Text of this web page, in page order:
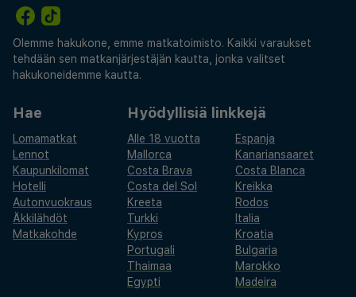
Olemme hakukone, emme matkatoimisto. Kaikki varaukset
tehdään sen matkanjärjestäjän kautta, jonka valitset
hakukoneidemme kautta.
Hae
Lomamatkat
Lennot
Kaupunkilomat
Hotelli
Autonvuokraus
Äkkilähdöt
Matkakohde
Hyödyllisiä linkkejä
Alle 18 vuotta
Espanja
Mallorca
Kanariansaaret
Costa Brava
Costa Blanca
Costa del Sol
Kreikka
Kreeta
Rodos
Turkki
Italia
Kypros
Kroatia
Portugali
Bulgaria
Thaimaa
Marokko
Egypti
Madeira